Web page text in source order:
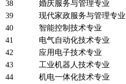
38
婚庆服务与管理专业
39
现代家政服务与管理专业
40
智能控制技术专业
41
电气自动化技术专业
42
应用电子技术专业
43
工业机器人技术专业
44
机电一体化技术专业